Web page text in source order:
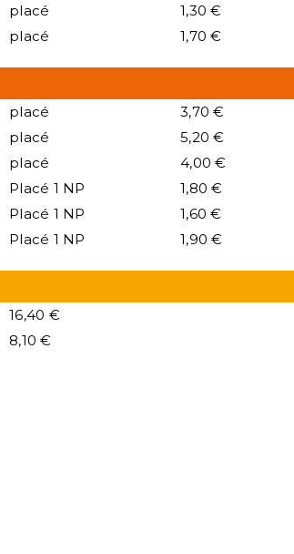
placé
1,30 €
placé 1,70 €
placé
3,70 €
placé
5,20 €
placé
4,00 €
Placé 1 NP
1,80 €
Placé 1 NP
1,60 €
Placé 1 NP 1,90 €
16,40 €
8,10 €